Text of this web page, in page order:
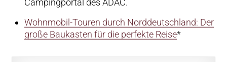
Campingportal des ADAC.
Wohnmobil-Touren durch Norddeutschland: Der
große Baukasten für die perfekte Reise*